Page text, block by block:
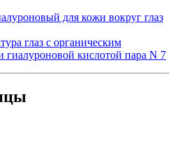
для кожи вокруг глаз
глаз с органическим
гиалуроновой кислотой пара N 7